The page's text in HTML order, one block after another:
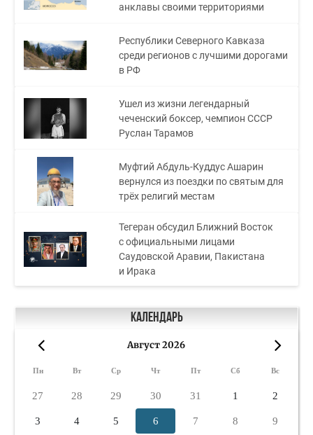
анклавы своими территориями
Республики Северного Кавказа
среди регионов с лучшими дорогами
в РФ
Ушел из жизни легендарный
чеченский боксер, чемпион СССР
Руслан Тарамов
Муфтий Абдуль-Куддус Ашарин
вернулся из поездки по святым для
трёх религий местам
Тегеран обсудил Ближний Восток
с официальными лицами
Саудовской Аравии, Пакистана
и Ирака
Календарь
Август 2026
Пн Вт Ср Чт Пт Сб Вс
27 28 29 30 31 1 2
3 4 5 6 7 8 9